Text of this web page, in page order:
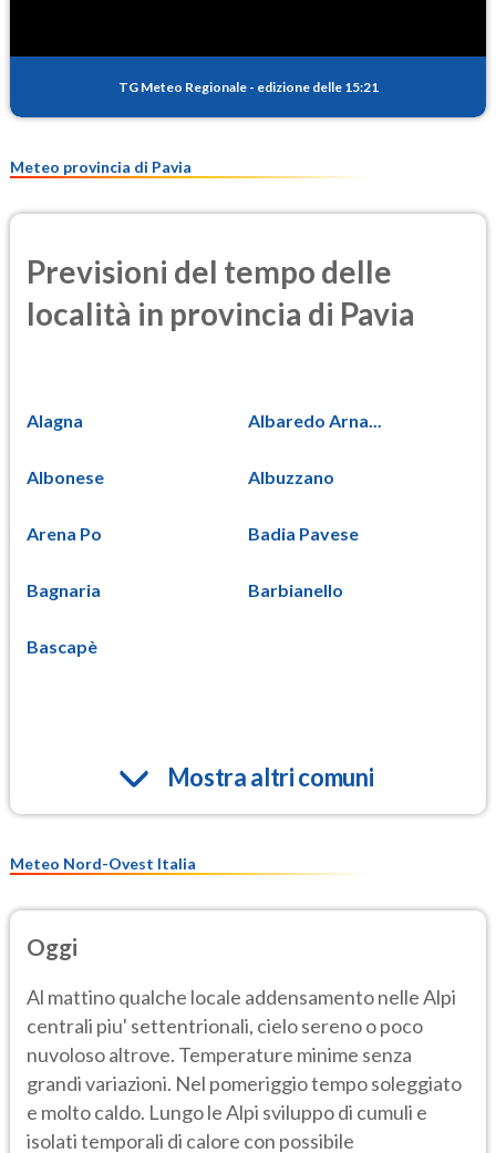
PM25
TG Meteo Regionale - edizione delle 15:21
Meteo provincia di Pavia
Previsioni del tempo delle
località in provincia di Pavia
Alagna Albaredo Arna...
Albonese Albuzzano
Arena Po Badia Pavese
Bagnaria Barbianello
Bascapè
Mostra altri comuni
Meteo Nord-Ovest Italia
Oggi
Al mattino qualche locale addensamento nelle Alpi
centrali piu' settentrionali, cielo sereno o poco
nuvoloso altrove. Temperature minime senza
grandi variazioni. Nel pomeriggio tempo soleggiato
e molto caldo. Lungo le Alpi sviluppo di cumuli e
isolati temporali di calore con possibile